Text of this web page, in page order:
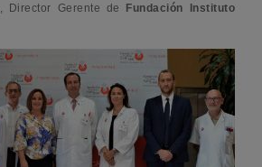
, Director Gerente de
Fundación Instituto